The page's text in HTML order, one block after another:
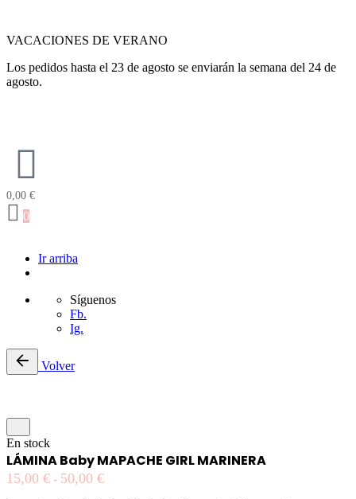
VACACIONES DE VERANO
Los pedidos hasta el 23 de agosto se enviarán la semana del 24 de
agosto.
0,00 €
0
Ir arriba
Síguenos
Fb.
Ig.
Volver
En stock
LÁMINA Baby MAPACHE GIRL MARINERA
15,00 € - 50,00 €